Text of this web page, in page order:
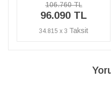
195.640 TL
176.070 TL
63.794 x 3